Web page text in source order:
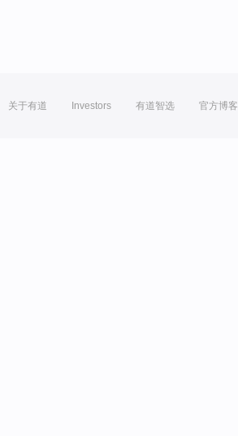
关于有道 Investors 有道智选 官方博客